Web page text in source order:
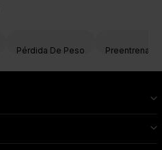
Pérdida De Peso